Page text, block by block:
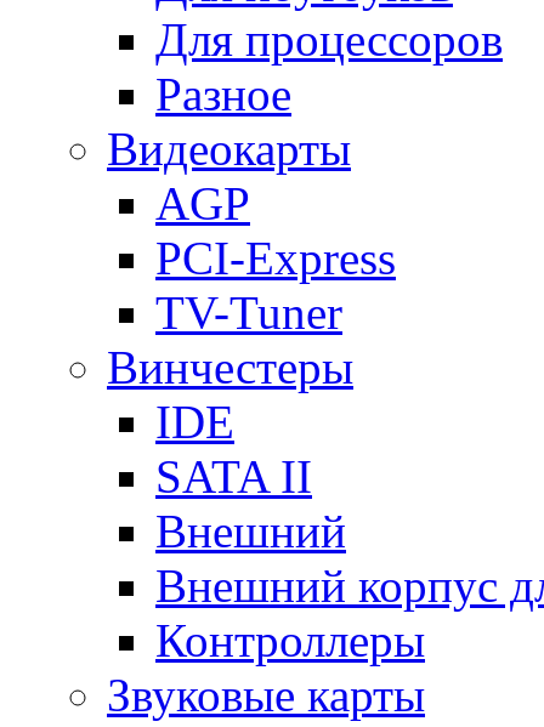
Для процессоров
Разное
Видеокарты
AGP
PCI-Express
TV-Tuner
Винчестеры
IDE
SATA II
Внешний
Внешний корпус
Контроллеры
Звуковые карты